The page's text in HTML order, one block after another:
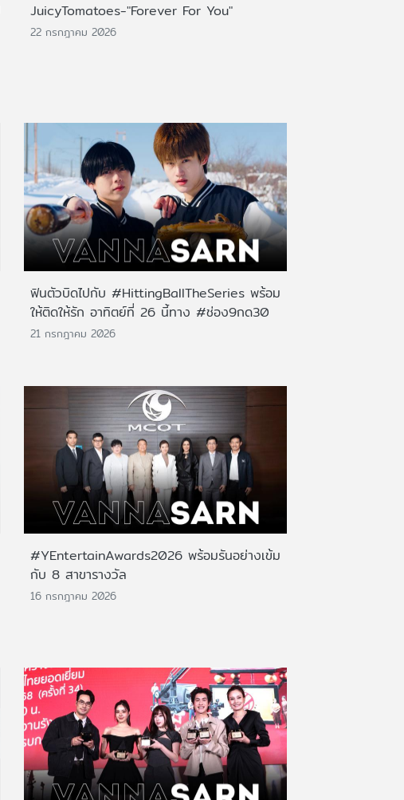
JuicyTomatoes-"Forever For You"
22 กรกฎาคม 2026
ฟินตัวบิดไปกับ #HittingBallTheSeries พร้อม
ให้ติดให้รัก อาทิตย์ที่ 26 นี้ทาง #ช่อง9กด30
21 กรกฎาคม 2026
#YEntertainAwards2026 พร้อมรันอย่างเข้ม
กับ 8 สาขารางวัล
16 กรกฎาคม 2026